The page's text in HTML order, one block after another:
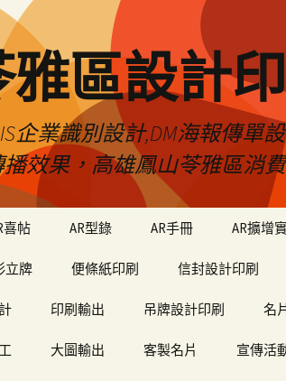
區設計
企業識別設計,DM海報傳單
效果，高雄鳳山苓雅區消
喜帖 AR型錄 AR手冊 AR擴增
立牌 便條紙印刷 信封設計印刷
印刷輸出 吊牌設計印刷 名
大圖輸出 客製名片 宣傳活